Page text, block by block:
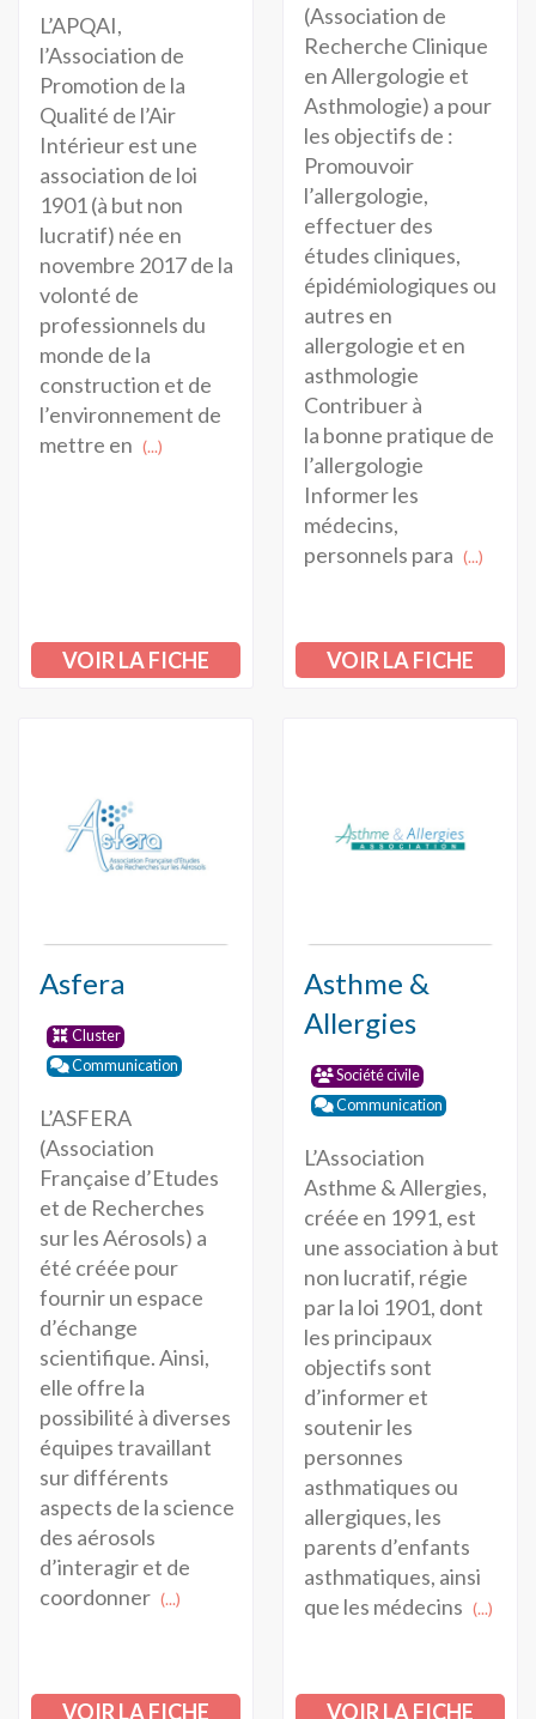
L’APQAI,
l’Association de
Promotion de la
Qualité de l’Air
Intérieur est une
association de loi
1901 (à but non
lucratif) née en
novembre 2017 de la
volonté de
professionnels du
monde de la
construction et de
l’environnement de
mettre en (...)
VOIR LA FICHE
(Association de
Recherche Clinique
en Allergologie et
Asthmologie) a pour
les objectifs de :
Promouvoir
l’allergologie,
effectuer des
études cliniques,
épidémiologiques ou
autres en
allergologie et en
asthmologie
Contribuer à
la bonne pratique de
l’allergologie
Informer les
médecins,
personnels para (...)
VOIR LA FICHE
Asfera
Cluster
Communication
L’ASFERA
(Association
Française d’Etudes
et de Recherches
sur les Aérosols) a
été créée pour
fournir un espace
d’échange
scientifique. Ainsi,
elle offre la
possibilité à diverses
équipes travaillant
sur différents
aspects de la science
des aérosols
d’interagir et de
coordonner (...)
VOIR LA FICHE
Asthme &
Allergies
Société civile
Communication
L’Association
Asthme & Allergies,
créée en 1991, est
une association à but
non lucratif, régie
par la loi 1901, dont
les principaux
objectifs sont
d’informer et
soutenir les
personnes
asthmatiques ou
allergiques, les
parents d’enfants
asthmatiques, ainsi
que les médecins (...)
VOIR LA FICHE